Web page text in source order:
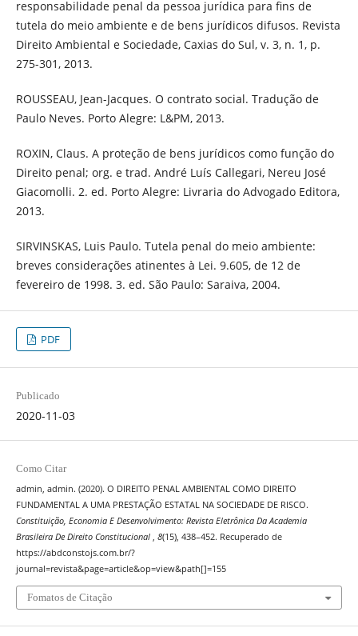
responsabilidade penal da pessoa jurídica para fins de
tutela do meio ambiente e de bens jurídicos difusos. Revista
Direito Ambiental e Sociedade, Caxias do Sul, v. 3, n. 1, p.
275-301, 2013.
ROUSSEAU, Jean-Jacques. O contrato social. Tradução de
Paulo Neves. Porto Alegre: L&PM, 2013.
ROXIN, Claus. A proteção de bens jurídicos como função do
Direito penal; org. e trad. André Luís Callegari, Nereu José
Giacomolli. 2. ed. Porto Alegre: Livraria do Advogado Editora,
2013.
SIRVINSKAS, Luis Paulo. Tutela penal do meio ambiente:
breves considerações atinentes à Lei. 9.605, de 12 de
fevereiro de 1998. 3. ed. São Paulo: Saraiva, 2004.
PDF
Publicado
2020-11-03
Como Citar
admin, admin. (2020). O DIREITO PENAL AMBIENTAL COMO DIREITO
FUNDAMENTAL A UMA PRESTAÇÃO ESTATAL NA SOCIEDADE DE RISCO.
Constituição, Economia E Desenvolvimento: Revista Eletrônica Da Academia
Brasileira De Direito Constitucional , 8(15), 438–452. Recuperado de
https://abdconstojs.com.br/?
journal=revista&page=article&op=view&path[]=155
Fomatos de Citação